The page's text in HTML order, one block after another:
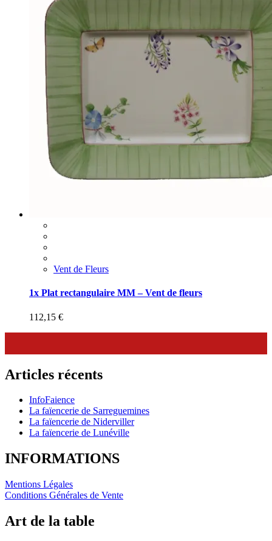
Vent de Fleurs
1x Plat rectangulaire MM – Vent de fleurs
112,15 €
Articles récents
InfoFaience
La faïencerie de Sarreguemines
La faïencerie de Niderviller
La faïencerie de Lunéville
INFORMATIONS
Mentions Légales
Conditions Générales de Vente
Art de la table